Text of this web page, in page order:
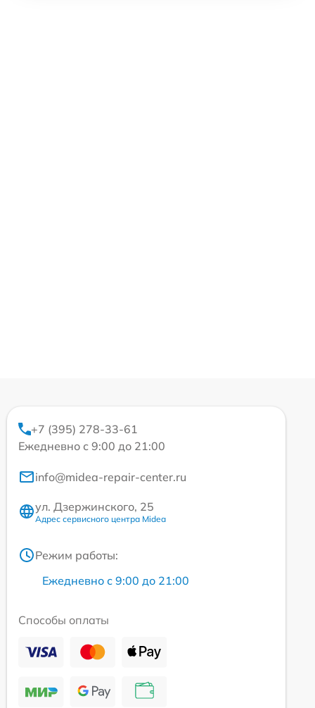
+7 (395) 278-33-61
Ежедневно с 9:00 до 21:00
info@midea-repair-center.ru
ул. Дзержинского, 25
Адрес сервисного центра Midea
Режим работы:
Ежедневно с 9:00 до 21:00
Способы оплаты